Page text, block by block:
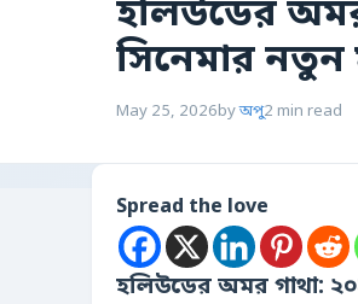
হলিউডের
সিনেমার নতুন
May 25, 2026byঅপু2 min read
Spread the love
হলিউডের অমর গাথা: